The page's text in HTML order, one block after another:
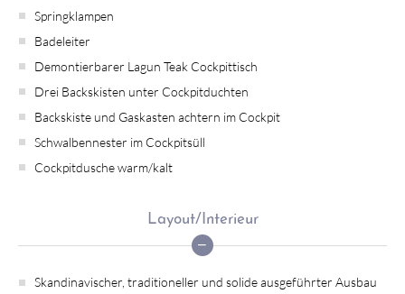
Springklampen
Badeleiter
Demontierbarer Lagun Teak Cockpittisch
Drei Backskisten unter Cockpitduchten
Backskiste und Gaskasten achtern im Cockpit
Schwalbennester im Cockpitsüll
Cockpitdusche warm/kalt
Layout/Interieur
Skandinavischer, traditioneller und solide ausgeführter Ausbau